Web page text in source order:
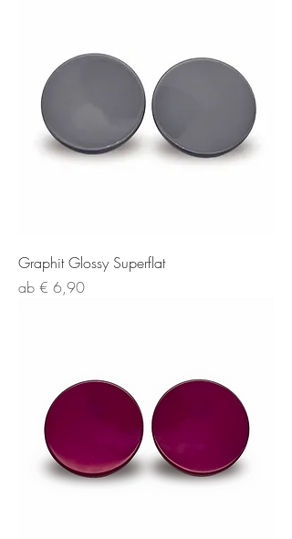
Graphit Glossy Superflat
ab € 6,90
Sale-Preis